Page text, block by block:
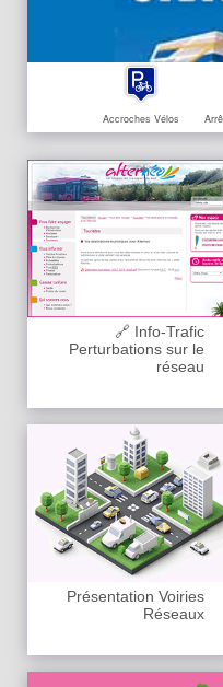
Accroches Vélos
🔗 Info-Trafic
Perturbations sur le
réseau
Présentation Voiries
Réseaux